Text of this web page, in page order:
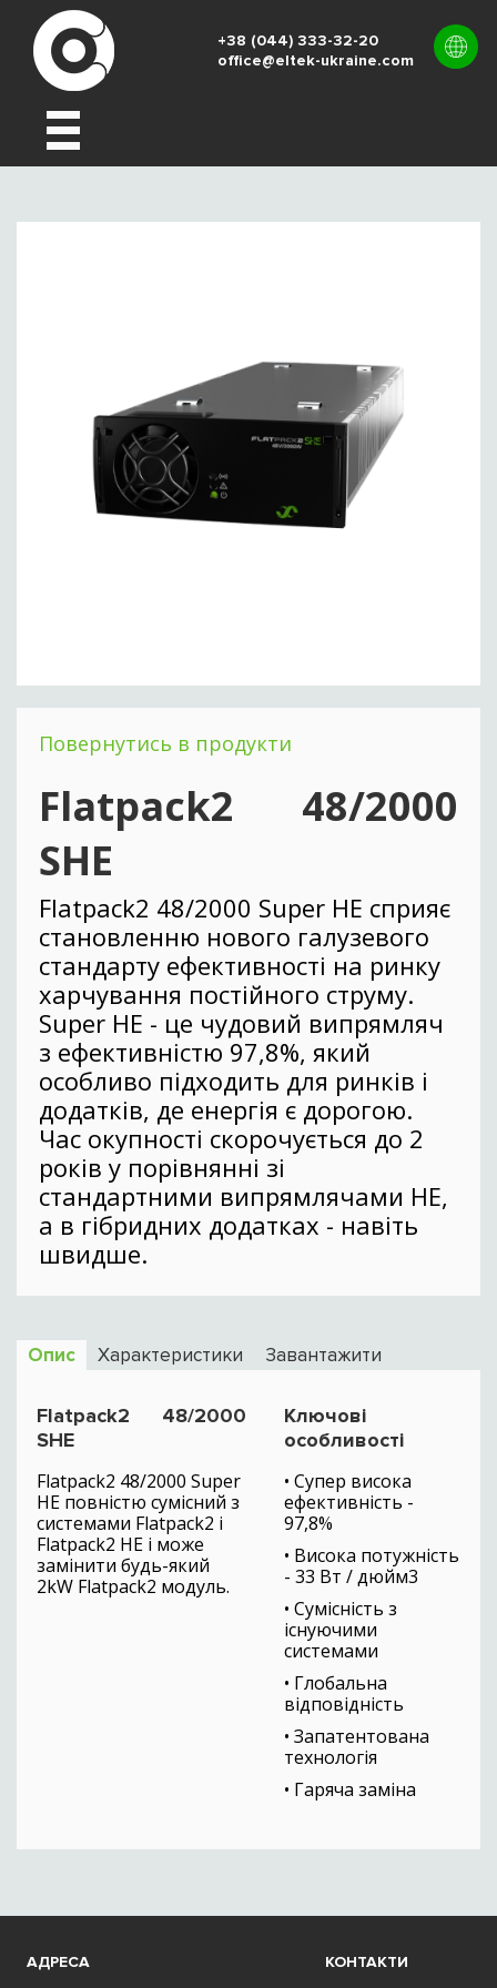
+38 (044) 333-32-20
office@eltek-ukraine.com
Повернутись в продукти
Flatpack2 48/2000
SHE
Flatpack2 48/2000 Super HE сприяє
становленню нового галузевого
стандарту ефективності на ринку
харчування постійного струму.
Super HE - це чудовий випрямляч
з ефективністю 97,8%, який
особливо підходить для ринків і
додатків, де енергія є дорогою.
Час окупності скорочується до 2
років у порівнянні зі
стандартними випрямлячами HE,
а в гібридних додатках - навіть
швидше.
Опис Характеристики Завантажити
Flatpack2 48/2000
SHE
Flatpack2 48/2000 Super
HE повністю сумісний з
системами Flatpack2 і
Flatpack2 HE і може
замінити будь-який
2kW Flatpack2 модуль.
Ключові
особливості
• Супер висока
ефективність -
97,8%
• Висока потужність
- 33 Вт / дюйм3
• Сумісність з
існуючими
системами
• Глобальна
відповідність
• Запатентована
технологія
• Гаряча заміна
АДРЕСА КОНТАКТИ